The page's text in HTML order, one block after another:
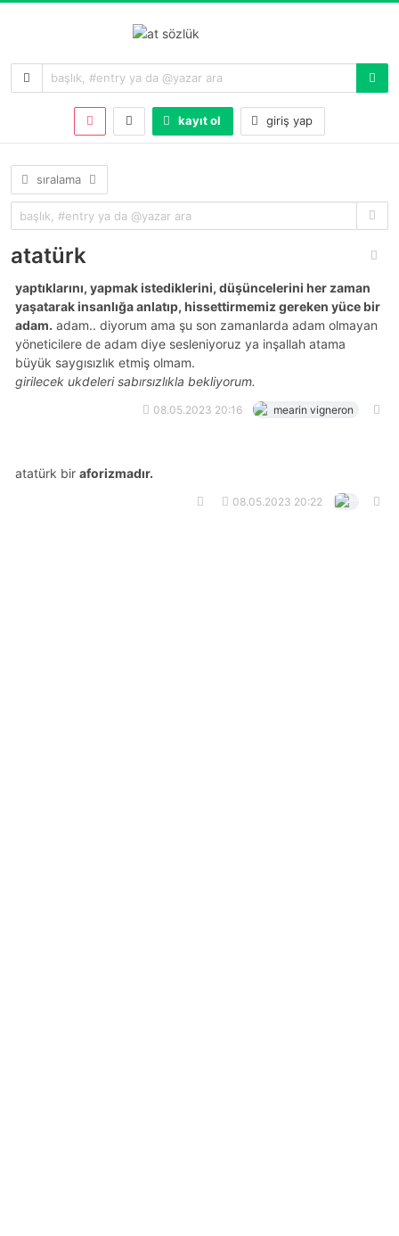
kayıt ol giriş yap
sıralama
atatürk
yaptıklarını, yapmak istediklerini, düşüncelerini her zaman
yaşatarak insanlığa anlatıp, hissettirmemiz gereken yüce bir
adam. adam.. diyorum ama şu son zamanlarda adam olmayan
yöneticilere de adam diye sesleniyoruz ya inşallah atama
büyük saygısızlık etmiş olmam.
girilecek ukdeleri sabırsızlıkla bekliyorum.
08.05.2023 20:16 mearin vigneron
atatürk bir aforizmadır.
08.05.2023 20:22